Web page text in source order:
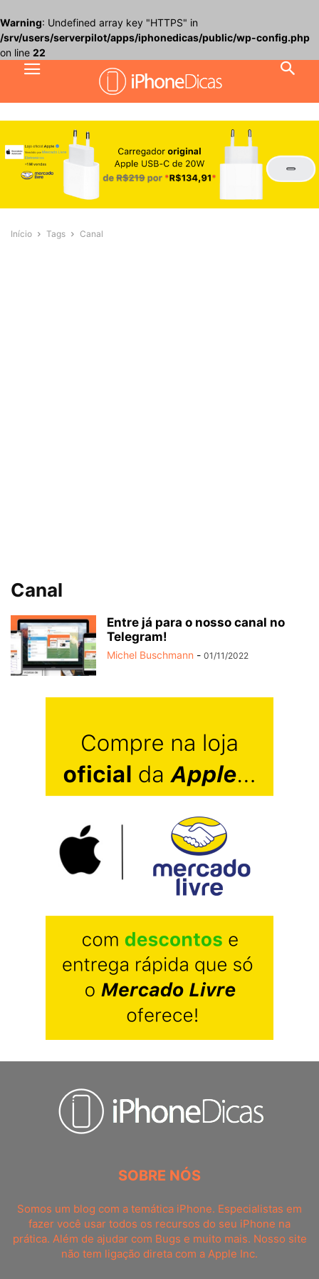
Warning: Undefined array key "HTTPS" in
/srv/users/serverpilot/apps/iphonedicas/public/wp-config.php
on line 22
Início Tags Canal
Canal
Entre já para o nosso canal no
Telegram!
Michel Buschmann - 01/11/2022
SOBRE NÓS
Somos um blog com a temática iPhone. Especialistas em
fazer você usar todos os recursos do seu iPhone na
prática. Além de ajudar com Bugs e muito mais. Nosso site
não tem ligação direta com a Apple Inc.